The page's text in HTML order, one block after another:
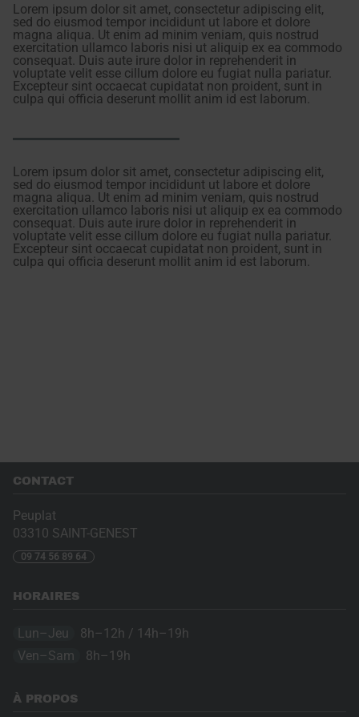
Lorem ipsum dolor sit amet, consectetur adipiscing elit,
sed do eiusmod tempor incididunt ut labore et dolore
magna aliqua. Ut enim ad minim veniam, quis nostrud
exercitation ullamco laboris nisi ut aliquip ex ea commodo
consequat. Duis aute irure dolor in reprehenderit in
voluptate velit esse cillum dolore eu fugiat nulla pariatur.
Excepteur sint occaecat cupidatat non proident, sunt in
culpa qui officia deserunt mollit anim id est laborum.
Lorem ipsum dolor sit amet, consectetur adipiscing elit,
sed do eiusmod tempor incididunt ut labore et dolore
magna aliqua. Ut enim ad minim veniam, quis nostrud
exercitation ullamco laboris nisi ut aliquip ex ea commodo
consequat. Duis aute irure dolor in reprehenderit in
voluptate velit esse cillum dolore eu fugiat nulla pariatur.
Excepteur sint occaecat cupidatat non proident, sunt in
culpa qui officia deserunt mollit anim id est laborum.
CONTACT
Peuplat
03310 SAINT-GENEST
09 74 56 89 64
HORAIRES
Lun–Jeu
8h–12h / 14h–19h
Ven–Sam
8h–19h
À PROPOS